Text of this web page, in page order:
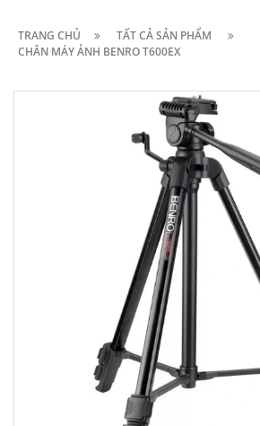
TRANG CHỦ
TẤT CẢ SẢN PHẨM
CHÂN MÁY ẢNH BENRO T600EX